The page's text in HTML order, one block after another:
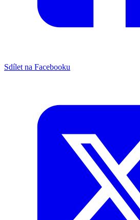
Sdílet na Facebooku